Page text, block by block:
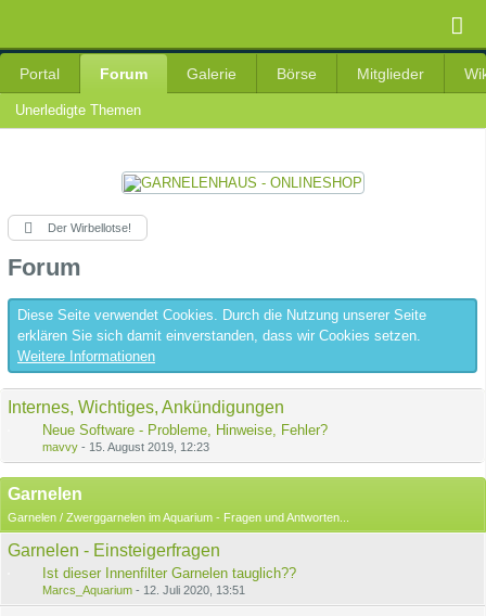
Portal Forum Galerie Börse Mitglieder
Unerledigte Themen
Der Wirbellotse!
Forum
Diese Seite verwendet Cookies. Durch die Nutzung unserer Seite
erklären Sie sich damit einverstanden, dass wir Cookies setzen.
Weitere Informationen
Internes, Wichtiges, Ankündigungen
Neue Software - Probleme, Hinweise, Fehler?
mavvy - 15. August 2019, 12:23
Garnelen
Garnelen / Zwerggarnelen im Aquarium - Fragen und Antworten...
Garnelen - Einsteigerfragen
Ist dieser Innenfilter Garnelen tauglich??
Marcs_Aquarium - 12. Juli 2020, 13:51